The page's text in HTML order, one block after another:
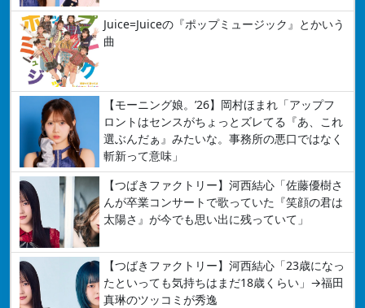
Juice=Juiceの『ポップミュージック』とかいう
曲
【モーニング娘。’26】岡村ほまれ「アップフ
ロントはセンスがちょっとズレてる『あ、これ
選ぶんだぁ』みたいな。事務所の悪口ではなく
斬新って意味」
【つばきファクトリー】河西結心「佐藤優樹さ
んが卒業コンサートで歌っていた『笑顔の君は
太陽さ』が今でも思い出に残っていて」
【つばきファクトリー】河西結心「23歳になっ
たといっても気持ちはまだ18歳くらい」→福田
真琳のツッコミが秀逸